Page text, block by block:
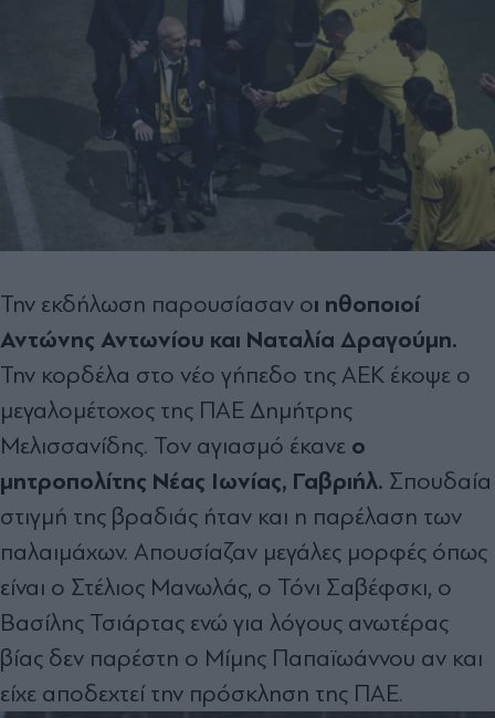
Την εκδήλωση παρουσίασαν οι ηθοποιοί
Αντώνης Αντωνίου και Ναταλία Δραγούμη.
Την κορδέλα στο νέο γήπεδο της ΑΕΚ έκοψε ο
μεγαλομέτοχος της ΠΑΕ Δημήτρης
Μελισσανίδης. Τον αγιασμό έκανε ο
μητροπολίτης Νέας Ιωνίας, Γαβριήλ. Σπουδαία
στιγμή της βραδιάς ήταν και η παρέλαση των
παλαιμάχων. Απουσίαζαν μεγάλες μορφές όπως
είναι ο Στέλιος Μανωλάς, ο Τόνι Σαβέφσκι, ο
Βασίλης Τσιάρτας ενώ για λόγους ανωτέρας
βίας δεν παρέστη ο Μίμης Παπαϊωάννου αν και
είχε αποδεχτεί την πρόσκληση της ΠΑΕ.